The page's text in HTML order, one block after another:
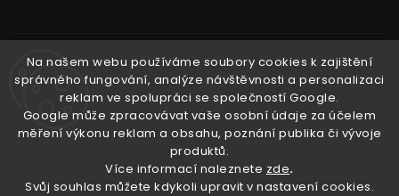
Na našem webu používáme soubory cookies k zajištění
správného fungování, analýze návštěvnosti a personalizaci
reklam ve spolupráci se společností Google.
Google může zpracovávat vaše osobní údaje za účelem
měření výkonu reklam a obsahu, poznání publika či vývoje
produktů.
Více informací naleznete zde.
Svůj souhlas můžete kdykoli upravit v nastavení cookies.
Instagram
Ať už ti nic neunikne!